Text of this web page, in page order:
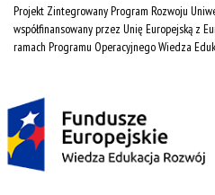
Projekt Zintegrowany Program Rozwoju
współfinansowany przez Unię Europejską z
ramach Programu Operacyjnego Wiedza